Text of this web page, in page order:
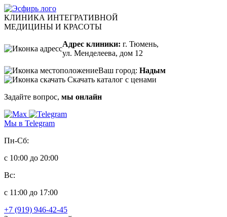
КЛИНИКА ИНТЕГРАТИВНОЙ
МЕДИЦИНЫ И КРАСОТЫ
Адрес клиники: г. Тюмень,
ул. Менделеева, дом 12
Ваш город: Надым
Скачать каталог с ценами
Задайте вопрос, мы онлайн
Мы в Telegram
Пн-Сб:
с 10:00 до 20:00
Вс:
с 11:00 до 17:00
+7 (919) 946-42-45